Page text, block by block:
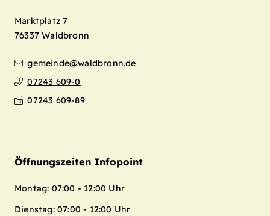
Marktplatz 7
76337 Waldbronn
gemeinde@waldbronn.de
07243 609-0
07243 609-89
Öffnungszeiten Infopoint
Montag: 07:00 - 12:00 Uhr
Dienstag: 07:00 - 12:00 Uhr